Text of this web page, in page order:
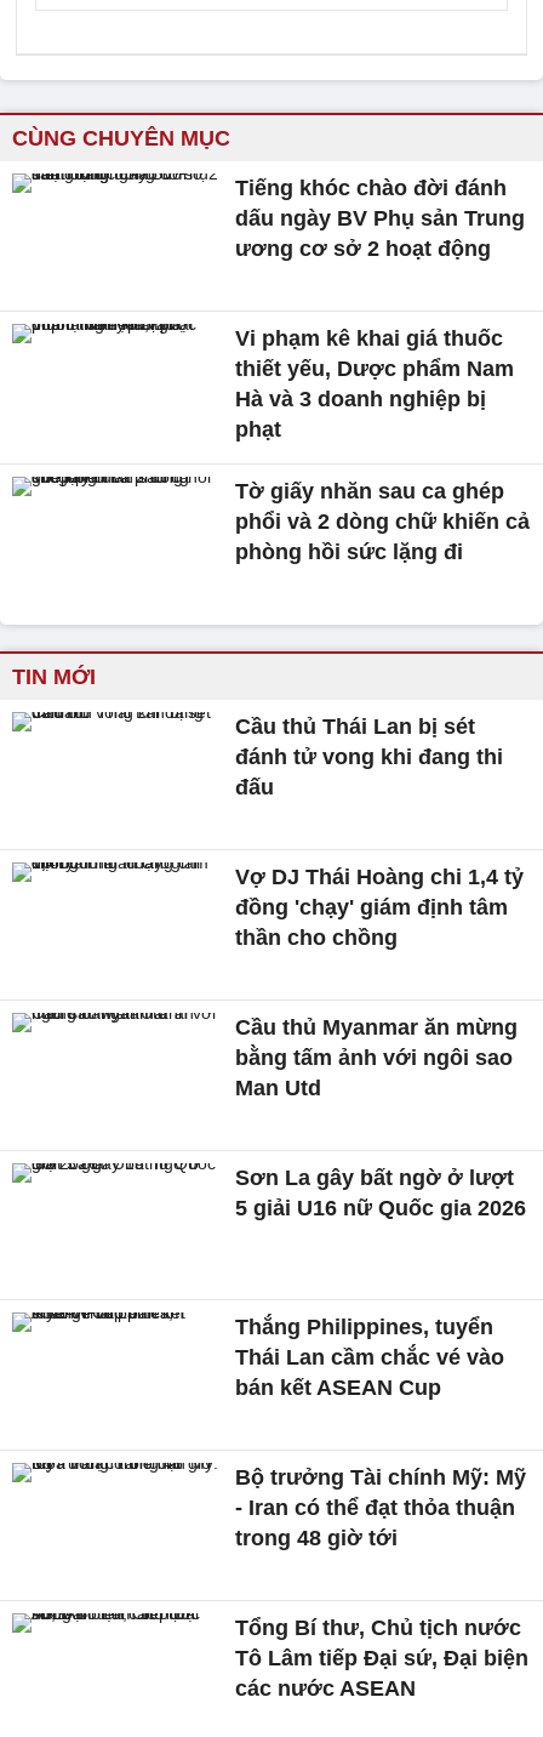
CÙNG CHUYÊN MỤC
Tiếng khóc chào đời đánh
dấu ngày BV Phụ sản Trung
ương cơ sở 2 hoạt động
Vi phạm kê khai giá thuốc
thiết yếu, Dược phẩm Nam
Hà và 3 doanh nghiệp bị
phạt
Tờ giấy nhăn sau ca ghép
phổi và 2 dòng chữ khiến cả
phòng hồi sức lặng đi
TIN MỚI
Cầu thủ Thái Lan bị sét
đánh tử vong khi đang thi
đấu
Vợ DJ Thái Hoàng chi 1,4 tỷ
đồng 'chạy' giám định tâm
thần cho chồng
Cầu thủ Myanmar ăn mừng
bằng tấm ảnh với ngôi sao
Man Utd
Sơn La gây bất ngờ ở lượt
5 giải U16 nữ Quốc gia 2026
Thắng Philippines, tuyển
Thái Lan cầm chắc vé vào
bán kết ASEAN Cup
Bộ trưởng Tài chính Mỹ: Mỹ
- Iran có thể đạt thỏa thuận
trong 48 giờ tới
Tổng Bí thư, Chủ tịch nước
Tô Lâm tiếp Đại sứ, Đại biện
các nước ASEAN